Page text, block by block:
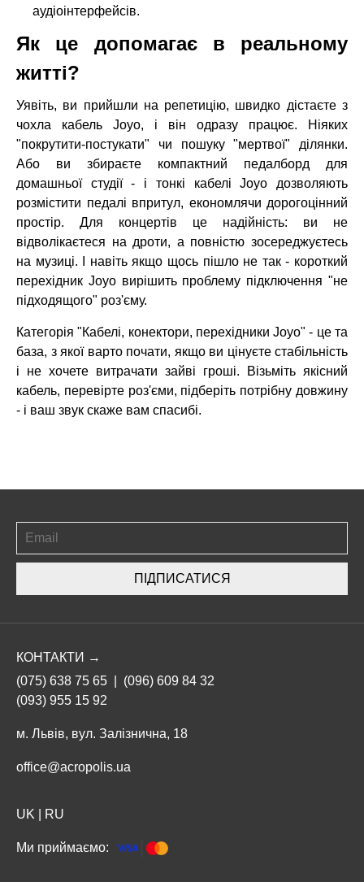
аудіоінтерфейсів.
Як це допомагає в реальному
житті?
Уявіть, ви прийшли на репетицію, швидко дістаєте з
чохла кабель Joyo, і він одразу працює. Ніяких
"покрутити-постукати" чи пошуку "мертвої" ділянки.
Або ви збираєте компактний педалборд для
домашньої студії - і тонкі кабелі Joyo дозволяють
розмістити педалі впритул, економлячи дорогоцінний
простір. Для концертів це надійність: ви не
відволікаєтеся на дроти, а повністю зосереджуєтесь
на музиці. І навіть якщо щось пішло не так - короткий
перехідник Joyo вирішить проблему підключення "не
підходящого" роз'єму.
Категорія "Кабелі, конектори, перехідники Joyo" - це та
база, з якої варто почати, якщо ви цінуєте стабільність
і не хочете витрачати зайві гроші. Візьміть якісний
кабель, перевірте роз'єми, підберіть потрібну довжину
- і ваш звук скаже вам спасибі.
ПІДПИСАТИСЯ
КОНТАКТИ →
(075) 638 75 65
(096) 609 84 32
(093) 955 15 92
м. Львів, вул. Залізнична, 18
office@acropolis.ua
UK RU
Ми приймаємо: